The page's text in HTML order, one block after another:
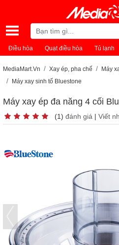
Điều hòa Quạt điều hòa Tủ lạnh
MediaMart.Vn Xay ép, pha chế
Máy
Máy xay sinh tố Bluestone
Máy xay ép đa năng 4 cối
(1) đánh giá | Viết